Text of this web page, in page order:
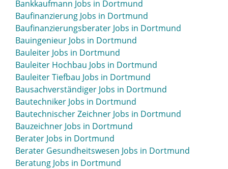
Bankkaufmann Jobs in Dortmund
Baufinanzierung Jobs in Dortmund
Baufinanzierungsberater Jobs in Dortmund
Bauingenieur Jobs in Dortmund
Bauleiter Jobs in Dortmund
Bauleiter Hochbau Jobs in Dortmund
Bauleiter Tiefbau Jobs in Dortmund
Bausachverständiger Jobs in Dortmund
Bautechniker Jobs in Dortmund
Bautechnischer Zeichner Jobs in Dortmund
Bauzeichner Jobs in Dortmund
Berater Jobs in Dortmund
Berater Gesundheitswesen Jobs in Dortmund
Beratung Jobs in Dortmund